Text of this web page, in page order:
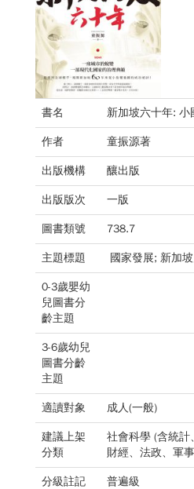
書名 新加坡六十年:
作者 童振源著
出版機構 釀出版
出版版次 一版
圖書類號 738.7
主題標題 國家發展; 新加
0-3歲嬰幼
兒圖書分
齡主題
3-6歲幼兒
圖書分齡
主題
適讀對象 成人(一般)
建議上架
分類
社會科學 (含統計
財經、法政、軍
分級註記 普遍級